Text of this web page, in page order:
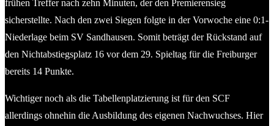
frühen Treffer nach zehn Minuten, der den Premierensieg
sicherstellte. Nach den zwei Siegen folgte in der Vorwoche eine 0:1-
Niederlage beim SV Sandhausen. Somit beträgt der Rückstand auf
den Nichtabstiegsplatz 16 vor dem 29. Spieltag für die Freiburger
bereits 14 Punkte.
Wichtiger noch als die Tabellenplatzierung ist für den SCF
allerdings ohnehin die Ausbildung des eigenen Nachwuchses. Hier